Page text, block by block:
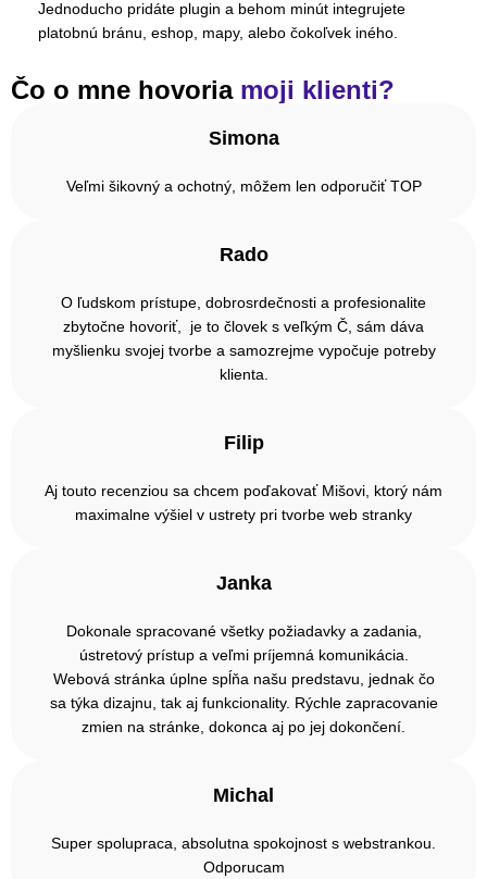
Jednoducho pridáte plugin a behom minút integrujete
platobnú bránu, eshop, mapy, alebo čokoľvek iného.
Čo o mne hovoriamoji klienti?
Simona
Veľmi šikovný a ochotný, môžem len odporučiť TOP
Rado
O ľudskom prístupe, dobrosrdečnosti a profesionalite
zbytočne hovoriť, je to človek s veľkým Č, sám dáva
myšlienku svojej tvorbe a samozrejme vypočuje potreby
klienta.
Filip
Aj touto recenziou sa chcem poďakovať Mišovi, ktorý nám
maximalne výšiel v ustrety pri tvorbe web stranky
Janka
Dokonale spracované všetky požiadavky a zadania,
ústretový prístup a veľmi príjemná komunikácia.
Webová stránka úplne spĺňa našu predstavu, jednak čo
sa týka dizajnu, tak aj funkcionality. Rýchle zapracovanie
zmien na stránke, dokonca aj po jej dokončení.
Michal
Super spolupraca, absolutna spokojnost s webstrankou.
Odporucam